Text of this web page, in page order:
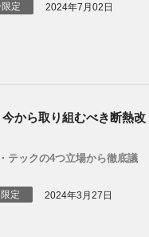
限定 2024年7月02日
から取り組むべき断熱改
テックの4つ立場から徹底議
定 2024年3月27日